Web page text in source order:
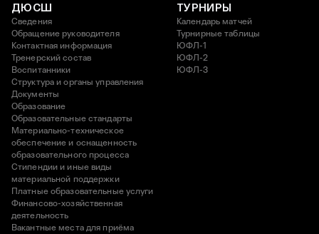
ДЮСШ
Сведения
Обращение руководителя
Контактная информация
Тренерский состав
Воспитанники
Структура и органы управления
Документы
Образование
Образовательные стандарты
Материально-техническое
обеспечение и оснащенность
образовательного процесса
Стипендии и иные виды
материальной поддержки
Платные образовательные услуги
Финансово-хозяйственная
деятельность
Вакантные места для приёма
ТУРНИРЫ
Календарь матчей
Турнирные таблицы
ЮФЛ-1
ЮФЛ-2
ЮФЛ-3